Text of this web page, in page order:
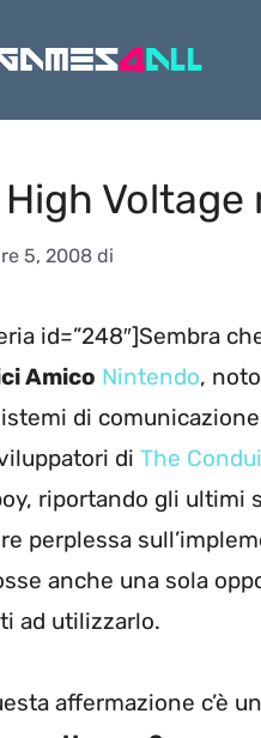
High Voltage
5, 2008 di
id=”248″]Sembra
Amico Nintendo,
di
di The
riportando gli ultimi
perplessa
anche una sola
ad utilizzarlo.
affermazione c’è